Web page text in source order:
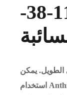
أنثرالين كاس 1143-38-
الطويل. يمكن
استخدام Anthralin ، وهو دواء محتمل لمكافحة الصدفية ،